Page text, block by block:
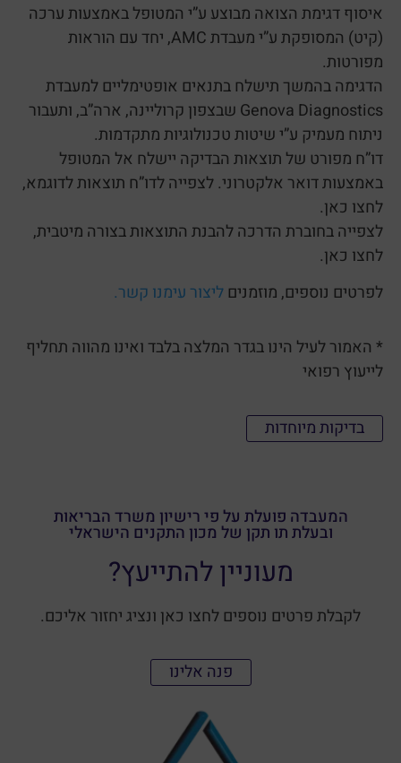
איסוף דגימת הצואה מבוצע ע”י המטופל באמצעות ערכה
(קיט) המסופקת ע”י מעבדת AMC, יחד עם הוראות
מפורטות.
הדגימה בהמשך תישלח בתנאים אופטימליים למעבדת
Genova Diagnostics שבצפון קרוליינה, ארה”ב, ותעבור
ניתוח מעמיק ע”י שיטות טכנולוגיות מתקדמות.
דו”ח מפורט של תוצאות הבדיקה יישלח אל המטופל
באמצעות דואר אלקטרוני. לצפייה לדו”ח תוצאות לדוגמא,
לחצו כאן.
לצפייה בחוברת הדרכה להבנת התוצאות בצורה מיטבית,
לחצו כאן.
לפרטים נוספים, מוזמניםליצור עימנו קשר.
* האמור לעיל הינו בגדר המלצה בלבד ואינו מהווה תחליף
לייעוץ רפואי
בדיקות מיוחדות
המעבדה פועלת על פי רישיון משרד הבריאות
ובעלת תו תקן של מכון התקנים הישראלי
מעוניין להתייעץ?
לקבלת פרטים נוספים לחצו כאן ונציג יחזור אליכם.
פנה אלינו